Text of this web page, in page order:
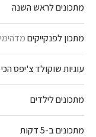
מתכונים לראש השנה
מתכון לפנקייקים
עוגיות שוקולד צ'יפס
מתכונים לילדים
מתכונים ב-5 דקות